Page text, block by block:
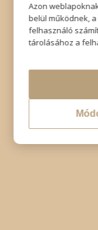
Azon
belül működnek,
felhasználó
tárolásához a